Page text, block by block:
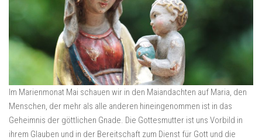
Im Marienmonat Mai schauen wir in den Maiandachten auf Maria, den
Menschen, der mehr als alle anderen hineingenommen ist in das
Geheimnis der göttlichen Gnade. Die Gottesmutter ist uns Vorbild in
ihrem Glauben und in der Bereitschaft zum Dienst für Gott und die